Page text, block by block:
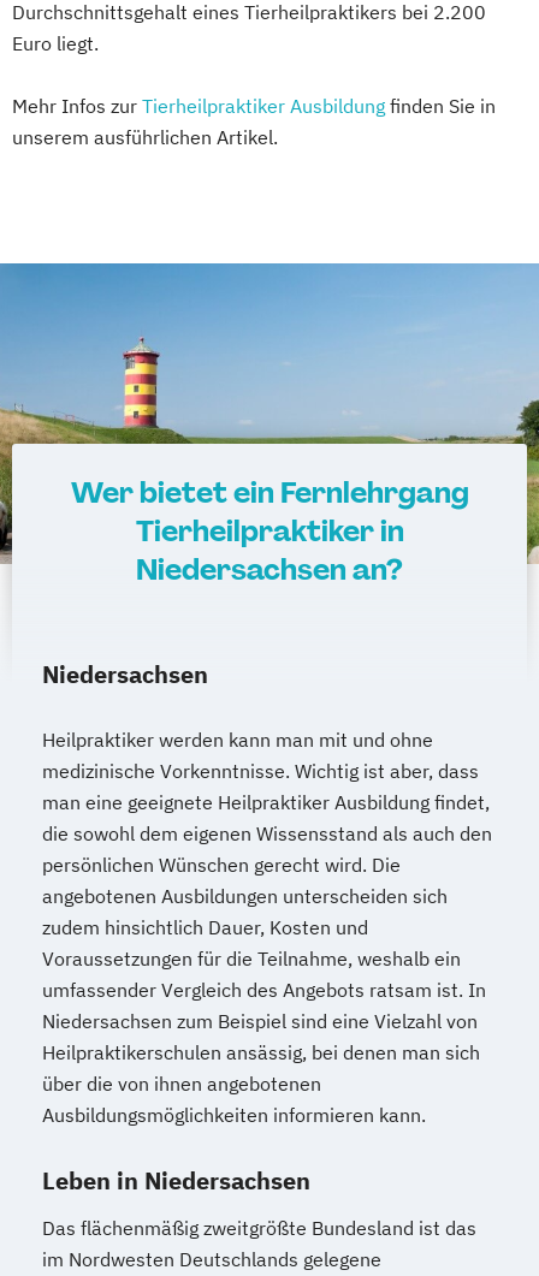
Durchschnittsgehalt eines Tierheilpraktikers bei 2.200
Euro liegt.
Mehr Infos zur Tierheilpraktiker Ausbildung finden Sie in
unserem ausführlichen Artikel.
Wer bietet ein Fernlehrgang
Tierheilpraktiker in
Niedersachsen an?
Niedersachsen
Heilpraktiker werden kann man mit und ohne
medizinische Vorkenntnisse. Wichtig ist aber, dass
man eine geeignete Heilpraktiker Ausbildung findet,
die sowohl dem eigenen Wissensstand als auch den
persönlichen Wünschen gerecht wird. Die
angebotenen Ausbildungen unterscheiden sich
zudem hinsichtlich Dauer, Kosten und
Voraussetzungen für die Teilnahme, weshalb ein
umfassender Vergleich des Angebots ratsam ist. In
Niedersachsen zum Beispiel sind eine Vielzahl von
Heilpraktikerschulen ansässig, bei denen man sich
über die von ihnen angebotenen
Ausbildungsmöglichkeiten informieren kann.
Leben in Niedersachsen
Das flächenmäßig zweitgrößte Bundesland ist das
im Nordwesten Deutschlands gelegene